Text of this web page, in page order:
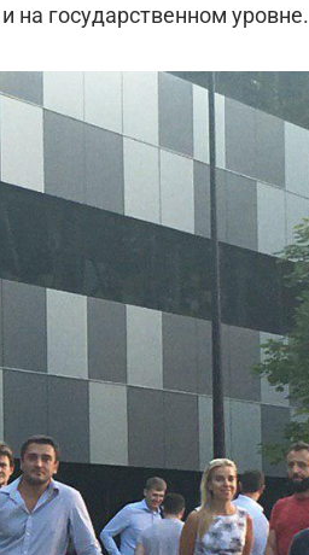
на государственном уровне.